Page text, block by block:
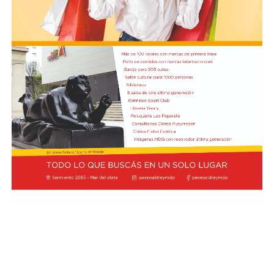
Estadio: "Guillermo Trama".